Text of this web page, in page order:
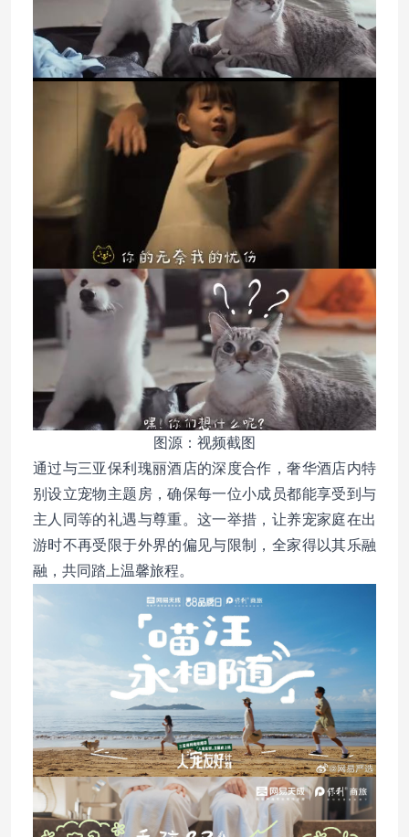
图源：视频截图
通过与三亚保利瑰丽酒店的深度合作，奢华酒店内特
别设立宠物主题房，确保每一位小成员都能享受到与
主人同等的礼遇与尊重。这一举措，让养宠家庭在出
游时不再受限于外界的偏见与限制，全家得以其乐融
融，共同踏上温馨旅程。